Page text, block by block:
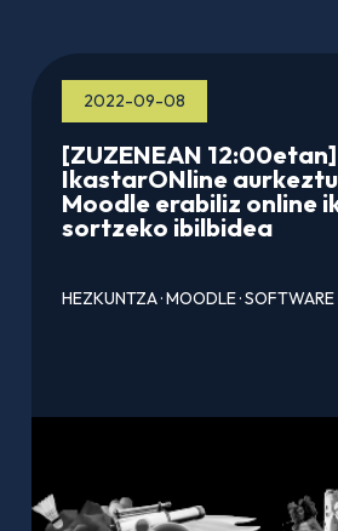
2022-09-08
[ZUZENEAN 12:00etan]
IkastarONline
Moodle erabiliz online
sortzeko ibilbidea
HEZKUNTZA·MOODLE·SOFTWARE